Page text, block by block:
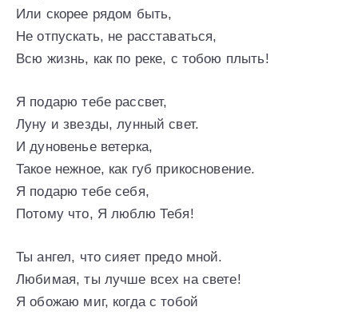
Или скорее рядом быть,
Не отпускать, не расставаться,
Всю жизнь, как по реке, с тобою плыть!
Я подарю тебе рассвет,
Луну и звезды, лунный свет.
И дуновенье ветерка,
Такое нежное, как губ прикосновение.
Я подарю тебе себя,
Потому что, Я люблю Тебя!
Ты ангел, что сияет предо мной.
Любимая, ты лучше всех на свете!
Я обожаю миг, когда с тобой